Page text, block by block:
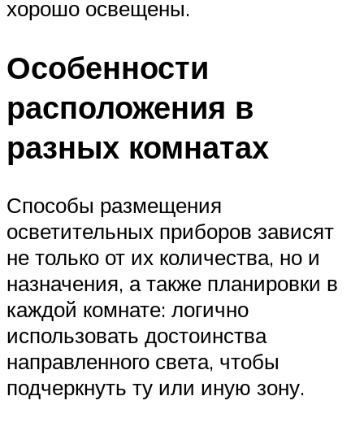
хорошо освещены.
Особенности
расположения в
разных комнатах
Способы размещения
осветительных приборов зависят
не только от их количества, но и
назначения, а также планировки в
каждой комнате: логично
использовать достоинства
направленного света, чтобы
подчеркнуть ту или иную зону.